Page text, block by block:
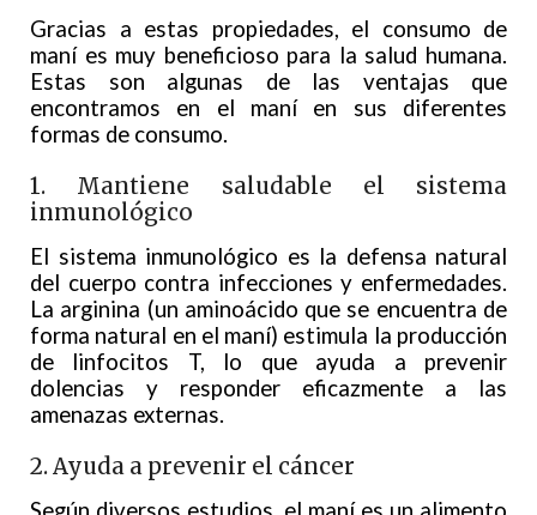
Gracias a estas propiedades, el consumo de
maní es muy beneficioso para la salud humana.
Estas son algunas de las ventajas que
encontramos en el maní en sus diferentes
formas de consumo.
1. Mantiene saludable el sistema
inmunológico
El sistema inmunológico es la defensa natural
del cuerpo contra infecciones y enfermedades.
La arginina (un aminoácido que se encuentra de
forma natural en el maní) estimula la producción
de linfocitos T, lo que ayuda a prevenir
dolencias y responder eficazmente a las
amenazas externas.
2. Ayuda a prevenir el cáncer
Según diversos estudios, el maní es un alimento